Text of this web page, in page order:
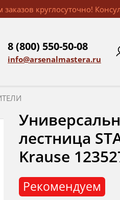
заказов круглосуточно!
8 (800) 550-50-08
info@arsenalmastera.ru
Рекомендуем
лестница
Krause